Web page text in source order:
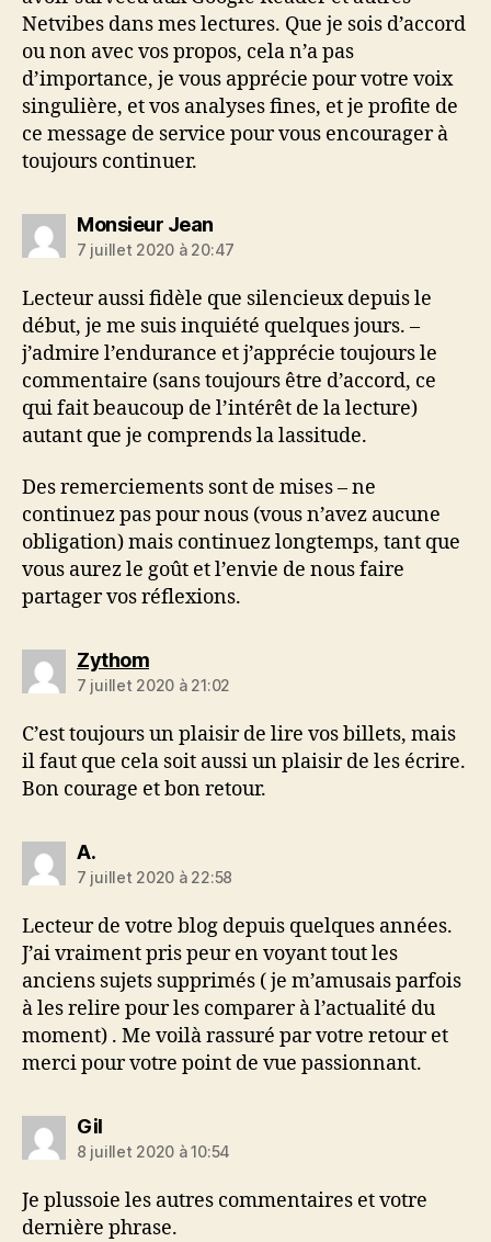
Netvibes dans mes lectures. Que je sois d’accord
ou non avec vos propos, cela n’a pas
d’importance, je vous apprécie pour votre voix
singulière, et vos analyses fines, et je profite de
ce message de service pour vous encourager à
toujours continuer.
Monsieur Jeandit :
7 juillet 2020 à 20:47
Lecteur aussi fidèle que silencieux depuis le
début, je me suis inquiété quelques jours. –
j’admire l’endurance et j’apprécie toujours le
commentaire (sans toujours être d’accord, ce
qui fait beaucoup de l’intérêt de la lecture)
autant que je comprends la lassitude.
Des remerciements sont de mises – ne
continuez pas pour nous (vous n’avez aucune
obligation) mais continuez longtemps, tant que
vous aurez le goût et l’envie de nous faire
partager vos réflexions.
Zythomdit :
7 juillet 2020 à 21:02
C’est toujours un plaisir de lire vos billets, mais
il faut que cela soit aussi un plaisir de les écrire.
Bon courage et bon retour.
A.dit :
7 juillet 2020 à 22:58
Lecteur de votre blog depuis quelques années.
J’ai vraiment pris peur en voyant tout les
anciens sujets supprimés ( je m’amusais parfois
à les relire pour les comparer à l’actualité du
moment) . Me voilà rassuré par votre retour et
merci pour votre point de vue passionnant.
Gildit :
8 juillet 2020 à 10:54
Je plussoie les autres commentaires et votre
dernière phrase.